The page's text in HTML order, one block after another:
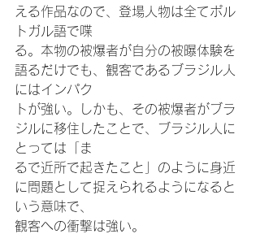
える作品なので、登場人物は全てポル
トガル語で喋
る。本物の被爆者が自分の被曝体験を
語るだけでも、観客であるブラジル人
にはインパク
トが強い。しかも、その被爆者がブラ
ジルに移住したことで、ブラジル人に
とっては「ま
るで近所で起きたこと」のように身近
に問題として捉えられるようになると
いう意味で、
観客への衝撃は強い。